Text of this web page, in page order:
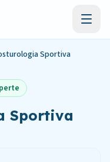
Sportiva
Sportiva